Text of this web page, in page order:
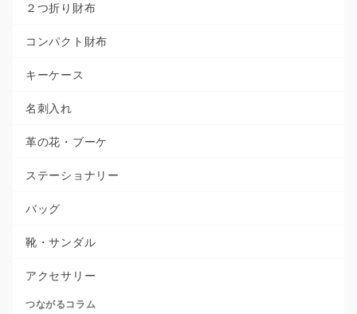
２つ折り財布
コンパクト財布
キーケース
名刺入れ
革の花・ブーケ
ステーショナリー
バッグ
靴・サンダル
アクセサリー
つながるコラム